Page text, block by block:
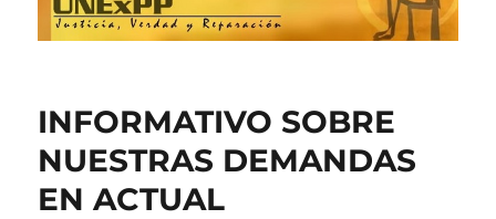
INFORMATIVO SOBRE
NUESTRAS DEMANDAS
EN ACTUAL